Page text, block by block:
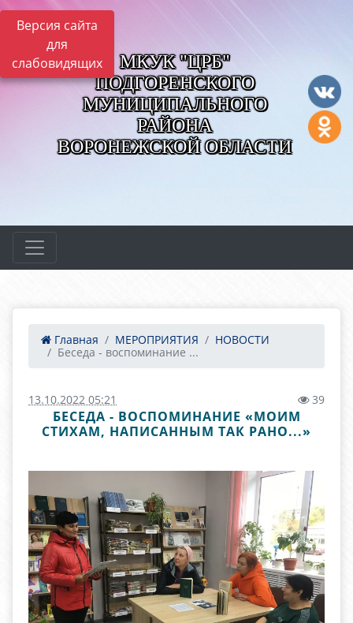
Версия сайта
для
слабовидящих
МКУК "ЦРБ"
ПОДГОРЕНСКОГО
МУНИЦИПАЛЬНОГО
РАЙОНА
ВОРОНЕЖСКОЙ ОБЛАСТИ
Главная МЕРОПРИЯТИЯ
НОВОСТИ
Беседа - воспоминание ...
13.10.2022 05:21 39
БЕСЕДА - ВОСПОМИНАНИЕ «МОИМ
СТИХАМ, НАПИСАННЫМ ТАК РАНО...»